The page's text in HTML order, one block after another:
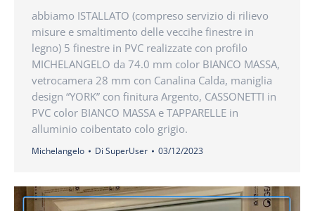
abbiamo ISTALLATO (compreso servizio di rilievo
misure e smaltimento delle veccihe finestre in
legno) 5 finestre in PVC realizzate con profilo
MICHELANGELO da 74.0 mm color BIANCO MASSA,
vetrocamera 28 mm con Canalina Calda, maniglia
design “YORK” con finitura Argento, CASSONETTI in
PVC color BIANCO MASSA e TAPPARELLE in
alluminio coibentato colo grigio.
Michelangelo Di SuperUser 03/12/2023